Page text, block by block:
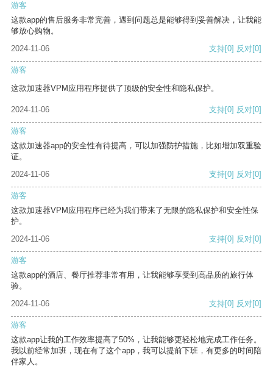
游客
这款app的售后服务非常完善，遇到问题总是能够得到妥善解决，让我能
够放心购物。
2024-11-06
支持[0] 反对[0]
游客
这款加速器VPM应用程序提供了顶级的安全性和隐私保护。
2024-11-06 支持[0] 反对[0]
游客
这款加速器app的安全性有待提高，可以加强防护措施，比如增加双重验
证。
2024-11-06
支持[0] 反对[0]
游客
这款加速器VPM应用程序已经为我们带来了无限的隐私保护和安全性保
护。
2024-11-06
支持[0] 反对[0]
游客
这款app的酒店、餐厅推荐非常有用，让我能够享受到高品质的旅行体
验。
2024-11-06
支持[0] 反对[0]
游客
这款app让我的工作效率提高了50%，让我能够更轻松地完成工作任务。
我以前经常加班，现在有了这个app，我可以提前下班，有更多的时间陪
伴家人。